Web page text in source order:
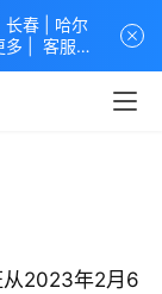
2023年2月6
长春
哈尔
多 | 客服中
部认证 单
于大使馆！